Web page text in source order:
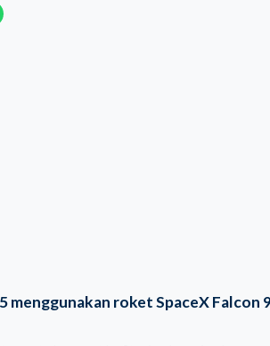
menggunakan roket SpaceX Falcon